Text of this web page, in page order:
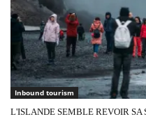
Inbound tourism
L'ISLANDE SEMBLE REVOIR SA